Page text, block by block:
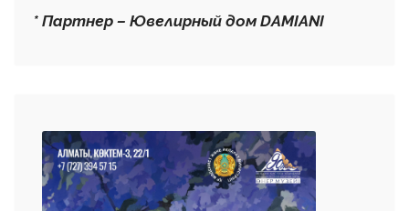
* Партнер – Ювелирный дом DAMIANI